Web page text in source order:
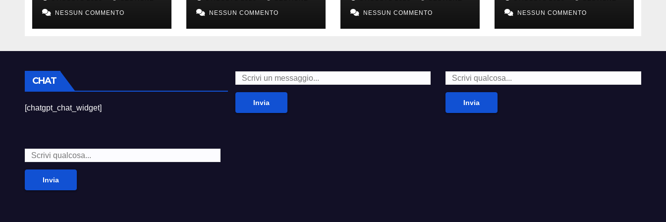
sempre divertito”
NESSUN COMMENTO
diedi alla moda’
NESSUN COMMENTO
second hand
NESSUN COMMENTO
della carne
NESSUN COMMENTO
CHAT
[chatgpt_chat_widget]
Invia Invia
Invia